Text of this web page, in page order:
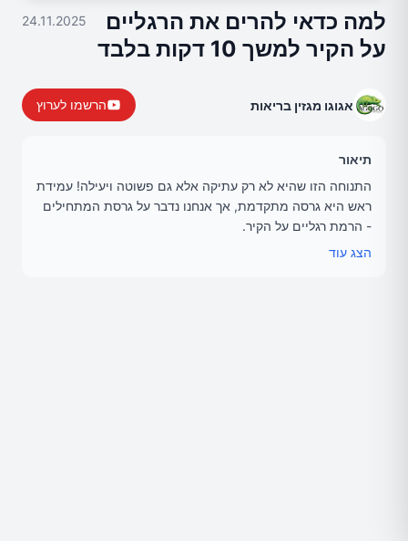
למה כדאי להרים את הרגליים
על הקיר למשך 10 דקות בלבד
24.11.2025
אגוגו מגזין בריאות הרשמו לערוץ
תיאור
התנוחה הזו שהיא לא רק עתיקה אלא גם פשוטה ויעילה! עמידת
ראש היא גרסה מתקדמת, אך אנחנו נדבר על גרסת המתחילים
- הרמת רגליים על הקיר.
הצג עוד